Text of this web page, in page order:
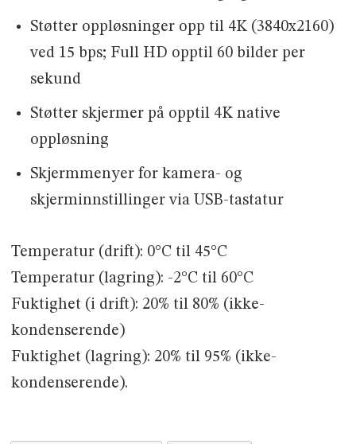
Støtter oppløsninger opp til 4K (3840x2160)
ved 15 bps; Full HD opptil 60 bilder per
sekund
Støtter skjermer på opptil 4K native
oppløsning
Skjermmenyer for kamera- og
skjerminnstillinger via USB-tastatur
Temperatur (drift): 0°C til 45°C
Temperatur (lagring): -2°C til 60°C
Fuktighet (i drift): 20% til 80% (ikke-
kondenserende)
Fuktighet (lagring): 20% til 95% (ikke-
kondenserende).